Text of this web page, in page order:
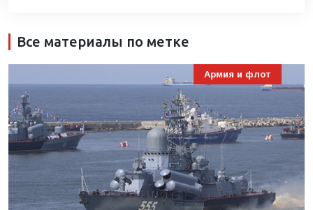
Все материалы по метке
Армия и флот